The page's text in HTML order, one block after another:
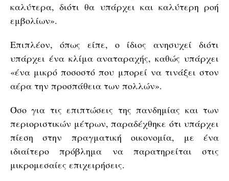
καλύτερα, διότι θα υπάρχει και καλύτερη ροή
εμβολίων».
Επιπλέον, όπως είπε, ο ίδιος ανησυχεί διότι
υπάρχει ένα κλίμα αναταραχής, καθώς υπάρχει
«ένα μικρό ποσοστό που μπορεί να τινάξει στον
αέρα την προσπάθεια των πολλών».
Όσο για τις επιπτώσεις της πανδημίας και των
περιοριστικών μέτρων, παραδέχθηκε ότι υπάρχει
πίεση στην πραγματική οικονομία, με ένα
ιδιαίτερο πρόβλημα να παρατηρείται στις
μικρομεσαίες επιχειρήσεις.